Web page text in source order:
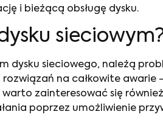
i bieżącą obsługę dysku.
dysku sieciowego, należą
na całkowite awarie
zainteresować się
poprzez umożliwienie